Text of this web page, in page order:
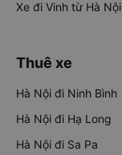
Xe đi Vinh từ Hà Nội
Thuê xe
Hà Nội đi Ninh Bình
Hà Nội đi Hạ Long
Hà Nội đi Sa Pa